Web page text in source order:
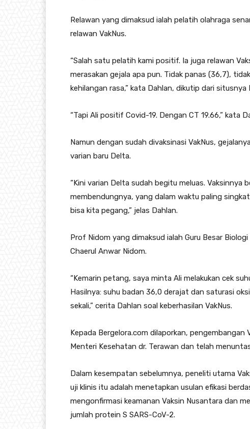
Relawan yang dimaksud ialah pelatih olahraga
relawan VakNus.
“Salah satu pelatih kami positif. Ia juga relawan
merasakan gejala apa pun. Tidak panas (36,7),
kehilangan rasa,” kata Dahlan, dikutip dari situsnya
“Tapi Ali positif Covid-19. Dengan CT 19.66,” kata
Namun dengan sudah divaksinasi VakNus,
varian baru Delta.
“Kini varian Delta sudah begitu meluas. Vaksinnya
membendungnya, yang dalam waktu paling
bisa kita pegang,” jelas Dahlan.
Prof Nidom yang dimaksud ialah Guru Besar
Chaerul Anwar Nidom.
“Kemarin petang, saya minta Ali melakukan cek
Hasilnya: suhu badan 36,0 derajat dan saturasi
sekali,” cerita Dahlan soal keberhasilan VakNus.
Kepada Bergelora.com dilaporkan,
Menteri Kesehatan dr. Terawan dan telah
Dalam kesempatan sebelumnya, peneliti utama
uji klinis itu adalah menetapkan usulan efikasi
mengonfirmasi keamanan Vaksin Nusantara dan
jumlah protein S SARS-CoV-2.